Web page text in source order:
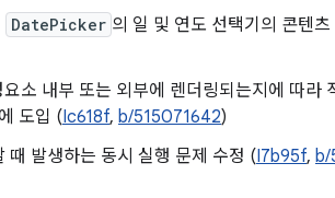
DatePicker 의 일 및 연도 선택기의 콘텐
소 내부 또는 외부에 렌더링되는지에 따라
에 도입 (Ic618f, b/515071642)
때 발생하는 동시 실행 문제 수정 (I7b95f, b/